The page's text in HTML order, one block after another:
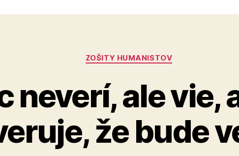
Kategórie
ZOŠITY HUMANISTOV
neverí, ale vie,
že bude